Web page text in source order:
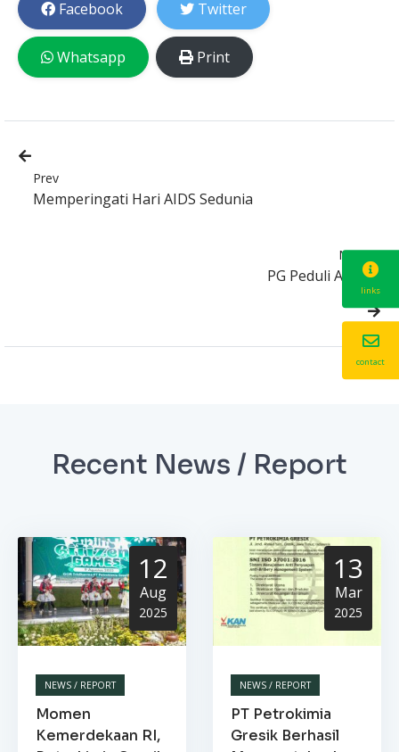
Facebook Twitter
Whatsapp Print
Prev
Memperingati Hari AIDS Sedunia
Next
PG Peduli AIDS
Recent News / Report
12
Aug
2025
NEWS / REPORT
Momen
Kemerdekaan RI,
13
Mar
2025
NEWS / REPORT
PT Petrokimia
Gresik Berhasil
links
contact